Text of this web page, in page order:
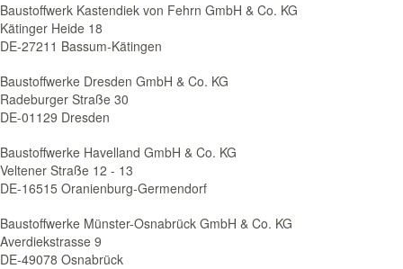
Baustoffwerk Kastendiek von Fehrn GmbH & Co. KG
Kätinger Heide 18
DE-27211 Bassum-Kätingen
Baustoffwerke Dresden GmbH & Co. KG
Radeburger Straße 30
DE-01129 Dresden
Baustoffwerke Havelland GmbH & Co. KG
Veltener Straße 12 - 13
DE-16515 Oranienburg-Germendorf
Baustoffwerke Münster-Osnabrück GmbH & Co. KG
Averdiekstrasse 9
DE-49078 Osnabrück